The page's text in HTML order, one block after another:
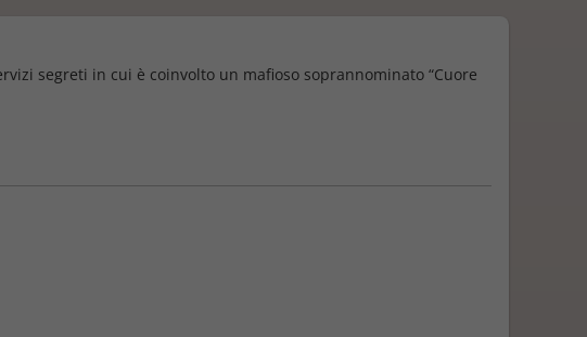
segreti in cui è coinvolto un mafioso soprannominato “Cuore